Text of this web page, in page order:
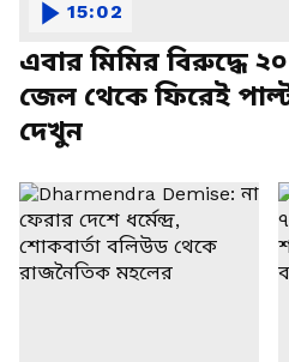
এবার মিমির বিরুদ্ধে
জেল থেকে ফিরেই
দেখুন
15:02